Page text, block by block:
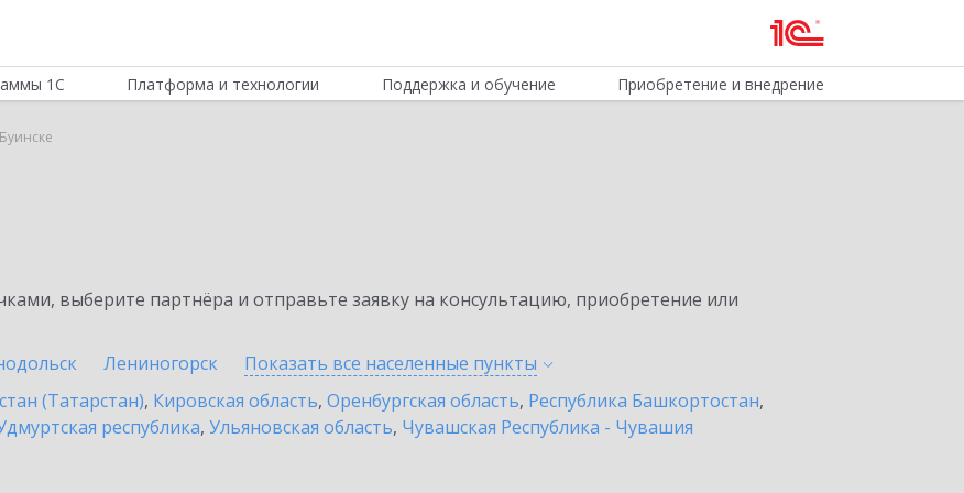
1С Платформа и технологии Поддержка и обучение Приобретение и внедрение
выберите партнёра и отправьте заявку на консультацию, приобретение или
Лениногорск Показать все населенные пункты
(Татарстан), Кировская область, Оренбургская область, Республика Башкортостан,
республика, Ульяновская область, Чувашская Республика - Чувашия